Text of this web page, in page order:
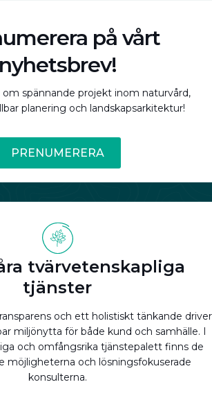
på vårt
nyhetsbrev!
spännande projekt inom naturvård,
planering och landskapsarkitektur!
PRENUMERERA
tvärvetenskapliga
tjänster
och ett holistiskt tänkande driver
miljönytta för både kund och samhälle. I
och omfångsrika tjänstepalett finns de
möjligheterna och lösningsfokuserade
konsulterna.